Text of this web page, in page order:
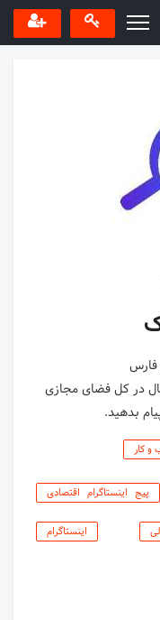
و کار
پیج اینستاگرام اقتصادی
اینستاگرام